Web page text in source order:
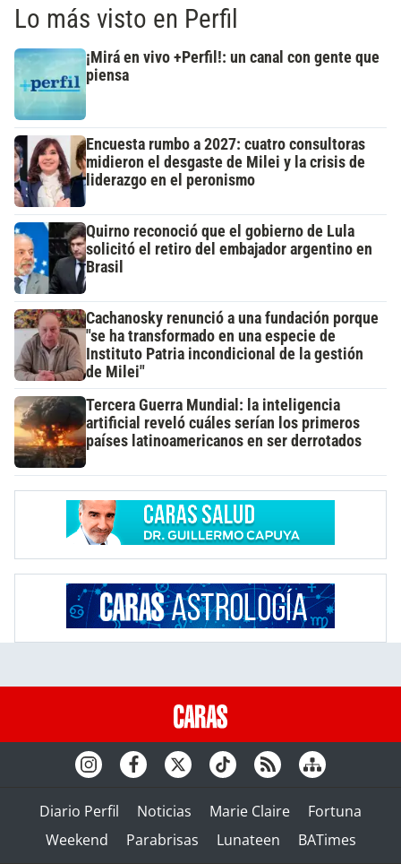
Lo más visto en Perfil
¡Mirá en vivo +Perfil!: un canal con gente que
piensa
Encuesta rumbo a 2027: cuatro consultoras
midieron el desgaste de Milei y la crisis de
liderazgo en el peronismo
Quirno reconoció que el gobierno de Lula
solicitó el retiro del embajador argentino en
Brasil
Cachanosky renunció a una fundación porque
"se ha transformado en una especie de
Instituto Patria incondicional de la gestión
de Milei"
Tercera Guerra Mundial: la inteligencia
artificial reveló cuáles serían los primeros
países latinoamericanos en ser derrotados
Diario Perfil Noticias Marie Claire
Fortuna
Weekend
Parabrisas Lunateen BATimes